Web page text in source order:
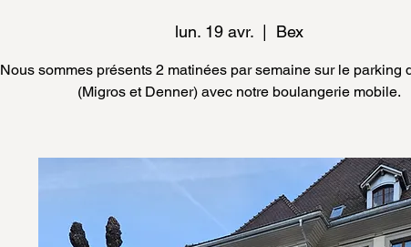
lun. 19 avr.
  |
Bex
Nous sommes présents 2 matinées par semaine sur le parking
(Migros et Denner) avec notre boulangerie mobile.